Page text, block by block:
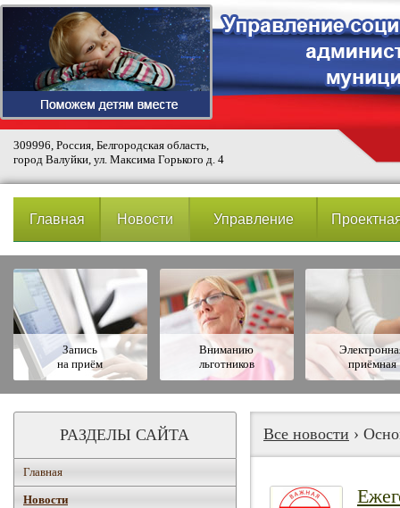
309996, Россия, Белгородская область,
город Валуйки, ул. Максима Горького д. 4
Главная Новости Управление
Запись
на приём
Вниманию
льготников
приёмная
РАЗДЕЛЫ САЙТА
Главная
Новости
Все новости ›